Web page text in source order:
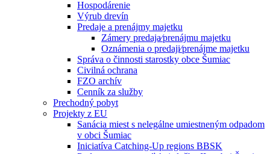
Hospodárenie
Výrub drevín
Predaje a prenájmy majetku
Zámery predaja⁄prenájmu majetku
Oznámenia o predaji⁄prenájme majetku
Správa o činnosti starostky obce Šumiac
Civilná ochrana
FZO archív
Cenník za služby
Prechodný pobyt
Projekty z EU
Sanácia miest s nelegálne umiestneným odpadom
v obci Šumiac
Iniciatíva Catching-Up regions BBSK